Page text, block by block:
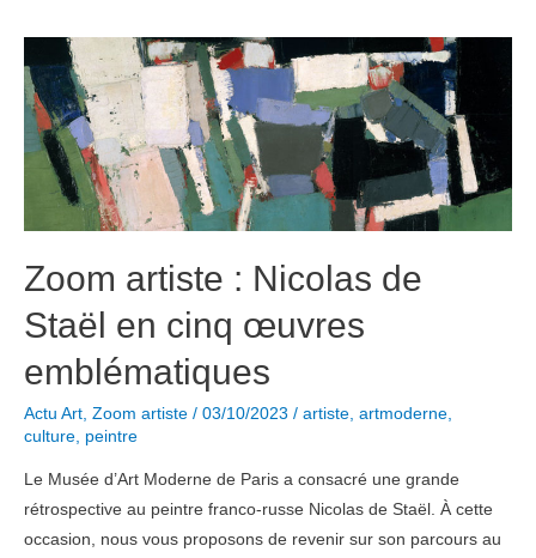
Zoom artiste : Nicolas de
Staël en cinq œuvres
emblématiques
Actu Art, Zoom artiste / 03/10/2023 / artiste, artmoderne,
culture, peintre
Le Musée d’Art Moderne de Paris a consacré une grande
rétrospective au peintre franco-russe Nicolas de Staël. À cette
occasion, nous vous proposons de revenir sur son parcours au